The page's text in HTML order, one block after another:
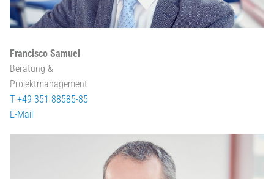
Francisco Samuel
Beratung &
Projektmanagement
T +49 351 88585-85
E-Mail